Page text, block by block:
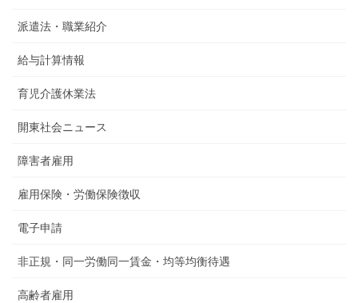
派遣法・職業紹介
給与計算情報
育児介護休業法
開東社会ニュース
障害者雇用
雇用保険・労働保険徴収
電子申請
非正規・同一労働同一賃金・均等均衡待遇
高齢者雇用